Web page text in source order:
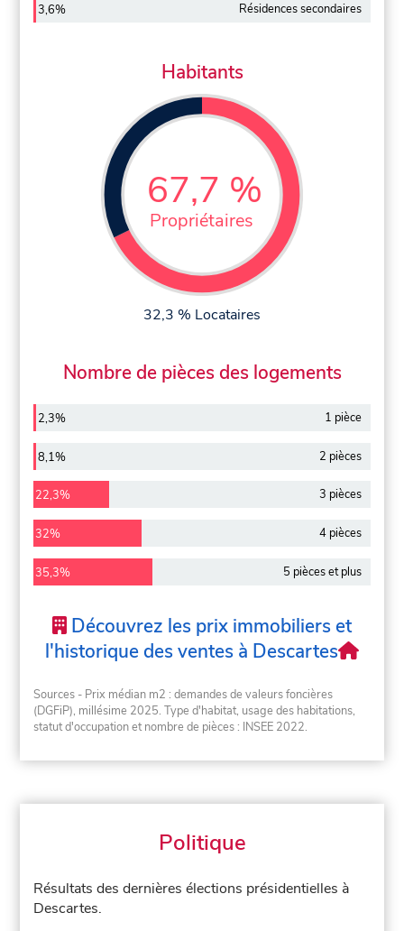
3,6% Résidences secondaires
Habitants
67,7 %
Propriétaires
32,3 % Locataires
Nombre de pièces des logements
2,3% 1 pièce
8,1% 2 pièces
22,3% 3 pièces
32% 4 pièces
35,3% 5 pièces et plus
Découvrez les prix immobiliers et
l'historique des ventes à Descartes
Sources - Prix médian m2 : demandes de valeurs foncières
(DGFiP), millésime 2025. Type d'habitat, usage des habitations,
statut d'occupation et nombre de pièces : INSEE 2022.
Politique
Résultats des dernières élections présidentielles à
Descartes.